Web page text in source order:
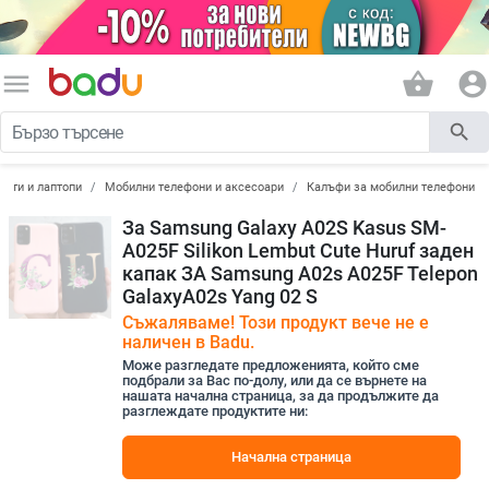
menu shopping_basket account_circle
search
и лаптопи Мобилни телефони и аксесоари Калъфи за мобилни телефони
За Samsung Galaxy A02S Kasus SM-
A025F Silikon Lembut Cute Huruf заден
капак ЗА Samsung A02s A025F Telepon
GalaxyA02s Yang 02 S
Съжаляваме! Този продукт вече не е
наличен в Badu.
Може разгледате предложенията, който сме
подбрали за Вас по-долу, или да се върнете на
нашата начална страница, за да продължите да
разглеждате продуктите ни:
Начална страница